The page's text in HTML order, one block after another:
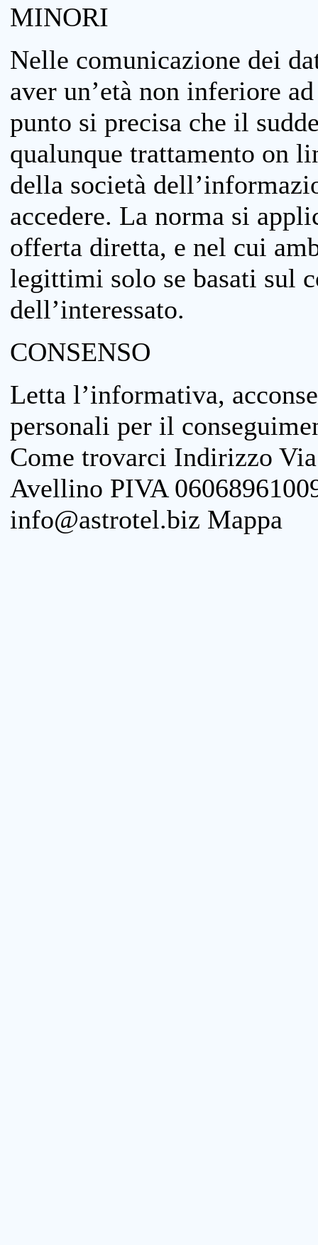
MINORI
Nelle comunicazione dei
aver un’età non inferiore
punto si precisa che il
qualunque trattamento on
della società
accedere. La norma si
offerta diretta, e nel cui
legittimi solo se basati sul
dell’interessato.
CONSENSO
Letta l’informativa,
personali per il
Come trovarci Indirizzo
Avellino PIVA
info@astrotel.biz Mappa